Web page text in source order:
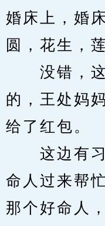
婚床上，婚
圆，花生，
没错，这
的，王处妈
给了红包。
这边有习
命人过来帮
那个好命人